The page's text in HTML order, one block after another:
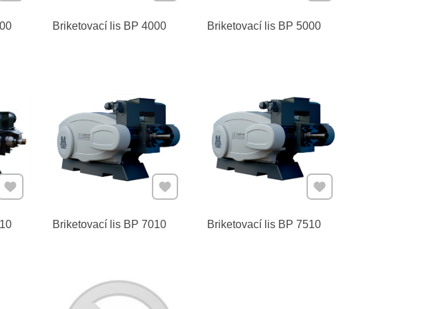
Briketovací lis BP 4000 Briketovací lis BP 5000
k Obľúbeným
Briketovací lis BP 7010
Pridať k Obľúbeným
Briketovací lis BP 7510
Pridať k Obľúbeným